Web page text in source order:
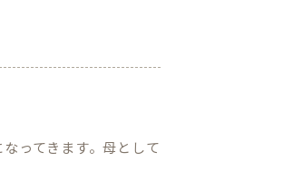
ってきます。母として